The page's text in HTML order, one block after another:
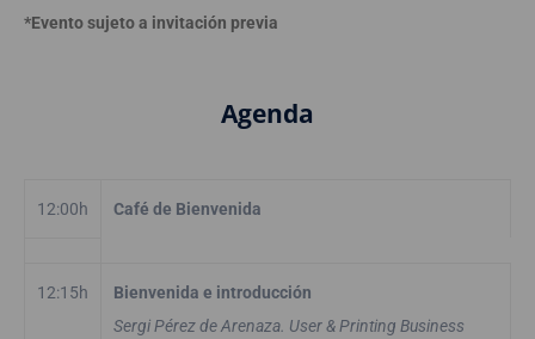
*Evento sujeto a invitación previa
Agenda
12:00h Café de Bienvenida
12:15h
Bienvenida e introducción
Sergi Pérez de Arenaza. User & Printing Business